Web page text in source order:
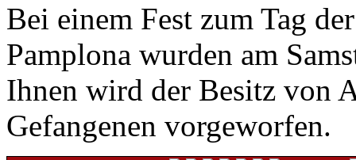
Bei einem Fest zum Tag
Pamplona wurden am
Ihnen wird der Besitz von
Gefangenen vorgeworfen.